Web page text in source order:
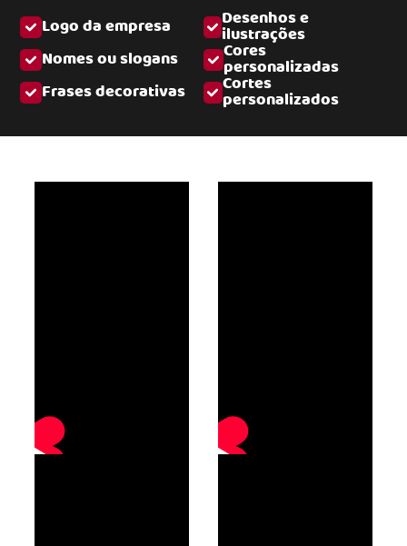
Logo da empresa Desenhos e
ilustrações
Nomes ou slogans
Cores
personalizadas
Frases decorativas
Cortes
personalizados